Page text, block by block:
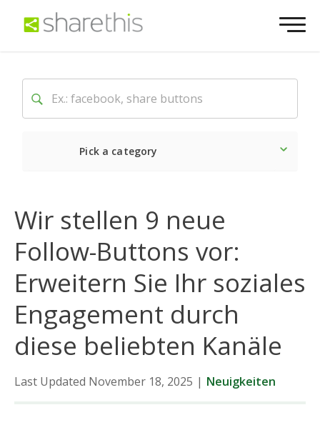
Pick a category
Wir stellen 9 neue
Follow-Buttons vor:
Erweitern Sie Ihr soziales
Engagement durch
diese beliebten Kanäle
Last Updated November 18, 2025 | Neuigkeiten